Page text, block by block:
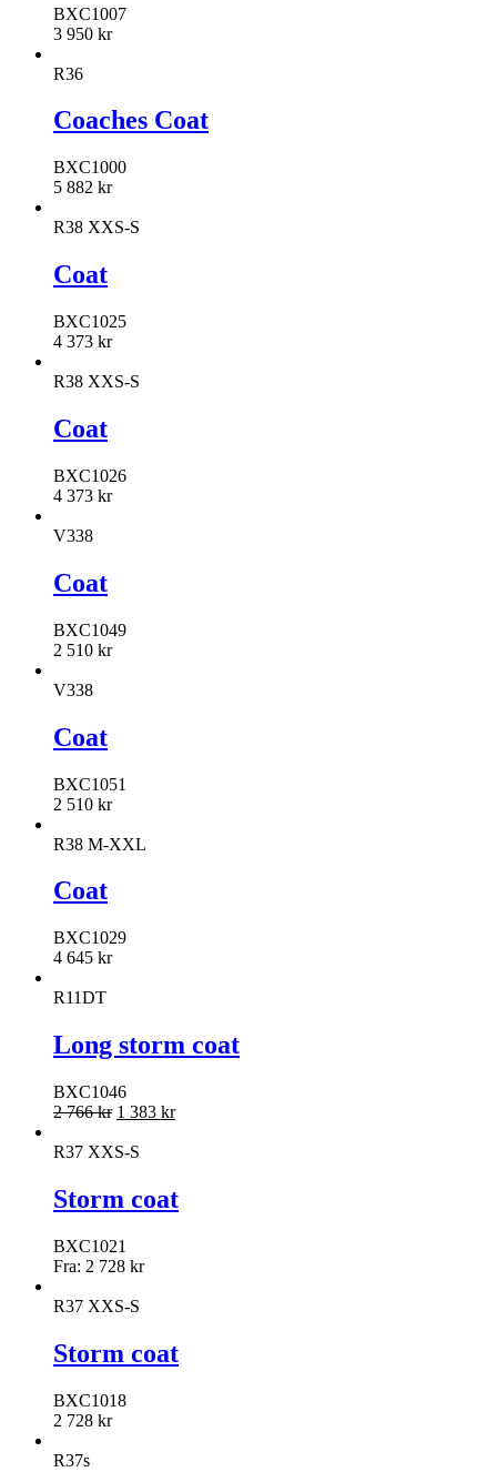
BXC1007
3 950 kr
R36
Coaches Coat
BXC1000
5 882 kr
R38 XXS-S
Coat
BXC1025
4 373 kr
R38 XXS-S
Coat
BXC1026
4 373 kr
V338
Coat
BXC1049
2 510 kr
V338
Coat
BXC1051
2 510 kr
R38 M-XXL
Coat
BXC1029
4 645 kr
R11DT
Long storm coat
BXC1046
2 766kr 1 383 kr
R37 XXS-S
Storm coat
BXC1021
Fra: 2 728 kr
R37 XXS-S
Storm coat
BXC1018
2 728 kr
R37s